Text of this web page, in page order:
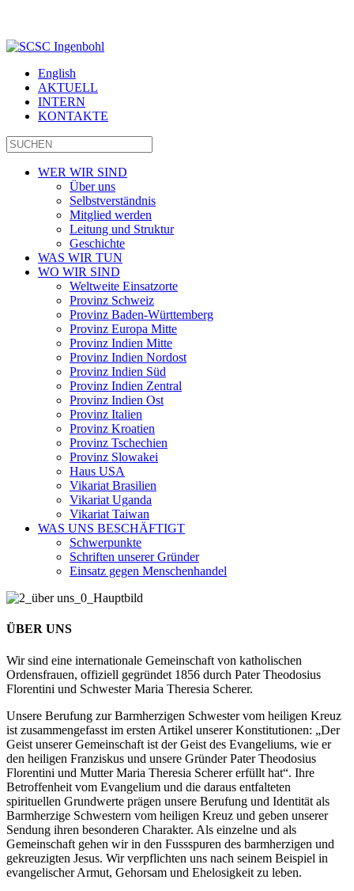
English
AKTUELL
INTERN
KONTAKTE
WER WIR SIND
Über uns
Selbstverständnis
Mitglied werden
Leitung und Struktur
Geschichte
WAS WIR TUN
WO WIR SIND
Weltweite Einsatzorte
Provinz Schweiz
Provinz Baden-Württemberg
Provinz Europa Mitte
Provinz Indien Mitte
Provinz Indien Nordost
Provinz Indien Süd
Provinz Indien Zentral
Provinz Indien Ost
Provinz Italien
Provinz Kroatien
Provinz Tschechien
Provinz Slowakei
Haus USA
Vikariat Brasilien
Vikariat Uganda
Vikariat Taiwan
WAS UNS BESCHÄFTIGT
Schwerpunkte
Schriften unserer Gründer
Einsatz gegen Menschenhandel
ÜBER UNS
Wir sind eine internationale Gemeinschaft von katholischen
Ordensfrauen, offiziell gegründet 1856 durch Pater Theodosius
Florentini und Schwester Maria Theresia Scherer.
Unsere Berufung zur Barmherzigen Schwester vom heiligen Kreuz
ist zusammengefasst im ersten Artikel unserer Konstitutionen: „Der
Geist unserer Gemeinschaft ist der Geist des Evangeliums, wie er
den heiligen Franziskus und unsere Gründer Pater Theodosius
Florentini und Mutter Maria Theresia Scherer erfüllt hat“. Ihre
Betroffenheit vom Evangelium und die daraus entfalteten
spirituellen Grundwerte prägen unsere Berufung und Identität als
Barmherzige Schwestern vom heiligen Kreuz und geben unserer
Sendung ihren besonderen Charakter. Als einzelne und als
Gemeinschaft gehen wir in den Fussspuren des barmherzigen und
gekreuzigten Jesus. Wir verpflichten uns nach seinem Beispiel in
evangelischer Armut, Gehorsam und Ehelosigkeit zu leben.